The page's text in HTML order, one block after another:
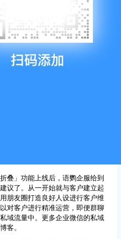
叠」功能上线后，语鹦企服给到
议了。从一开始就与客户建立起
朋友圈打造良好人设进行客户维
对客户进行精准运营，即便群聊
域流量中。更多企业微信的私域
客。